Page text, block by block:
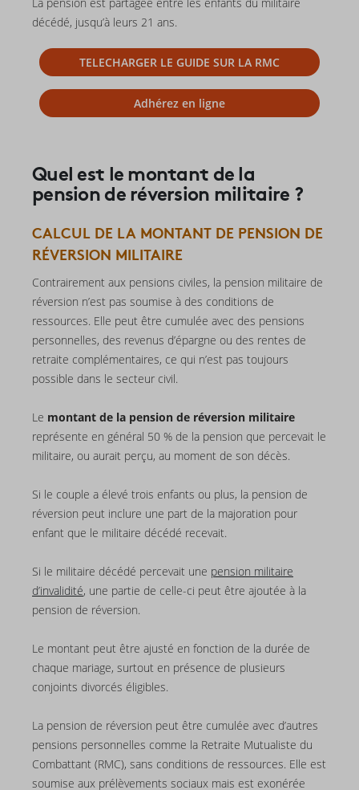
décédé, jusqu’à leurs 21 ans.
TELECHARGER LE GUIDE SUR LA RMC
Adhérez en ligne
Quel est le montant de la
pension de réversion militaire ?
CALCUL DE LA MONTANT DE PENSION DE
RÉVERSION MILITAIRE
Contrairement aux pensions civiles, la pension militaire de
réversion n’est pas soumise à des conditions de
ressources. Elle peut être cumulée avec des pensions
personnelles, des revenus d’épargne ou des rentes de
retraite complémentaires, ce qui n’est pas toujours
possible dans le secteur civil.
Le montant de la pension de réversion militaire
représente en général 50 % de la pension que percevait le
militaire, ou aurait perçu, au moment de son décès.
Si le couple a élevé trois enfants ou plus, la pension de
réversion peut inclure une part de la majoration pour
enfant que le militaire décédé recevait.
Si le militaire décédé percevait une pension militaire
d’invalidité, une partie de celle-ci peut être ajoutée à la
pension de réversion.
Le montant peut être ajusté en fonction de la durée de
chaque mariage, surtout en présence de plusieurs
conjoints divorcés éligibles.
La pension de réversion peut être cumulée avec d’autres
pensions personnelles comme la Retraite Mutualiste du
Combattant (RMC), sans conditions de ressources. Elle est
soumise aux prélèvements sociaux mais est exonérée